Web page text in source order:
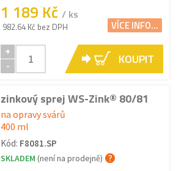
1 189 Kč / ks
982.64 Kč bez DPH VÍCE INFO...
+
-
KOUPIT
zinkový sprej WS-Zink® 80/81
na opravy svárů
400 ml
Kód: F8081.SP
SKLADEM (není na prodejně)